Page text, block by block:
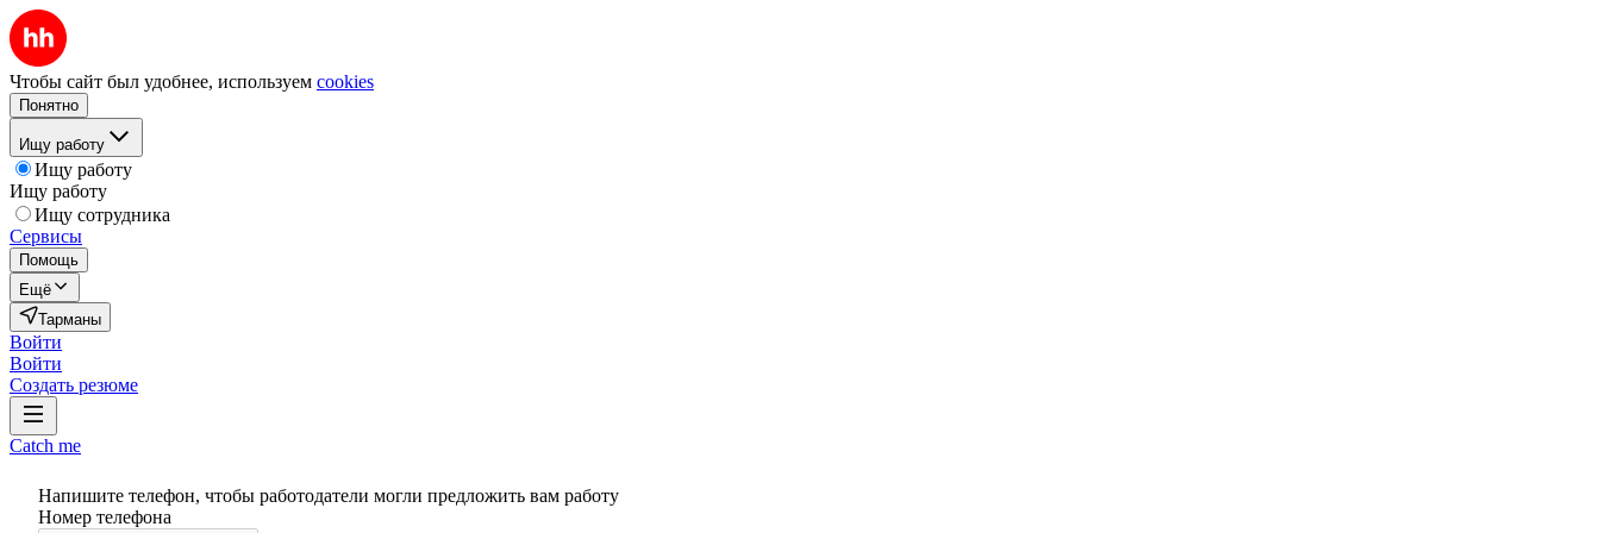
Чтобы сайт был удобнее, используем cookies
Понятно
Ищу работу
Ищу работу
Ищу работу
Ищу сотрудника
Сервисы
Помощь
Ещё
Тарманы
Войти
Войти
Создать резюме
Catch me
Напишите телефон, чтобы работодатели могли предложить вам работу
Номер телефона